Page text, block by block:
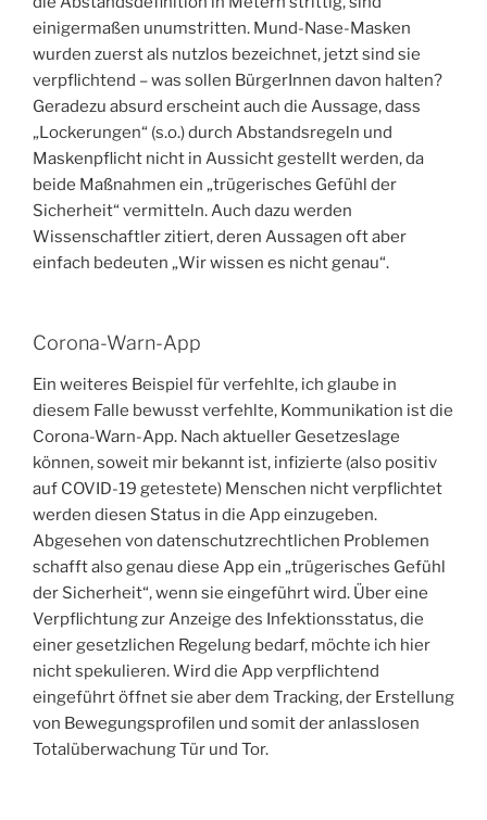
einigermaßen unumstritten. Mund-Nase-Masken
wurden zuerst als nutzlos bezeichnet, jetzt sind sie
verpflichtend – was sollen BürgerInnen davon halten?
Geradezu absurd erscheint auch die Aussage, dass
„Lockerungen“ (s.o.) durch Abstandsregeln und
Maskenpflicht nicht in Aussicht gestellt werden, da
beide Maßnahmen ein „trügerisches Gefühl der
Sicherheit“ vermitteln. Auch dazu werden
Wissenschaftler zitiert, deren Aussagen oft aber
einfach bedeuten „Wir wissen es nicht genau“.
Corona-Warn-App
Ein weiteres Beispiel für verfehlte, ich glaube in
diesem Falle bewusst verfehlte, Kommunikation ist die
Corona-Warn-App. Nach aktueller Gesetzeslage
können, soweit mir bekannt ist, infizierte (also positiv
auf COVID-19 getestete) Menschen nicht verpflichtet
werden diesen Status in die App einzugeben.
Abgesehen von datenschutzrechtlichen Problemen
schafft also genau diese App ein „trügerisches Gefühl
der Sicherheit“, wenn sie eingeführt wird. Über eine
Verpflichtung zur Anzeige des Infektionsstatus, die
einer gesetzlichen Regelung bedarf, möchte ich hier
nicht spekulieren. Wird die App verpflichtend
eingeführt öffnet sie aber dem Tracking, der Erstellung
von Bewegungsprofilen und somit der anlasslosen
Totalüberwachung Tür und Tor.